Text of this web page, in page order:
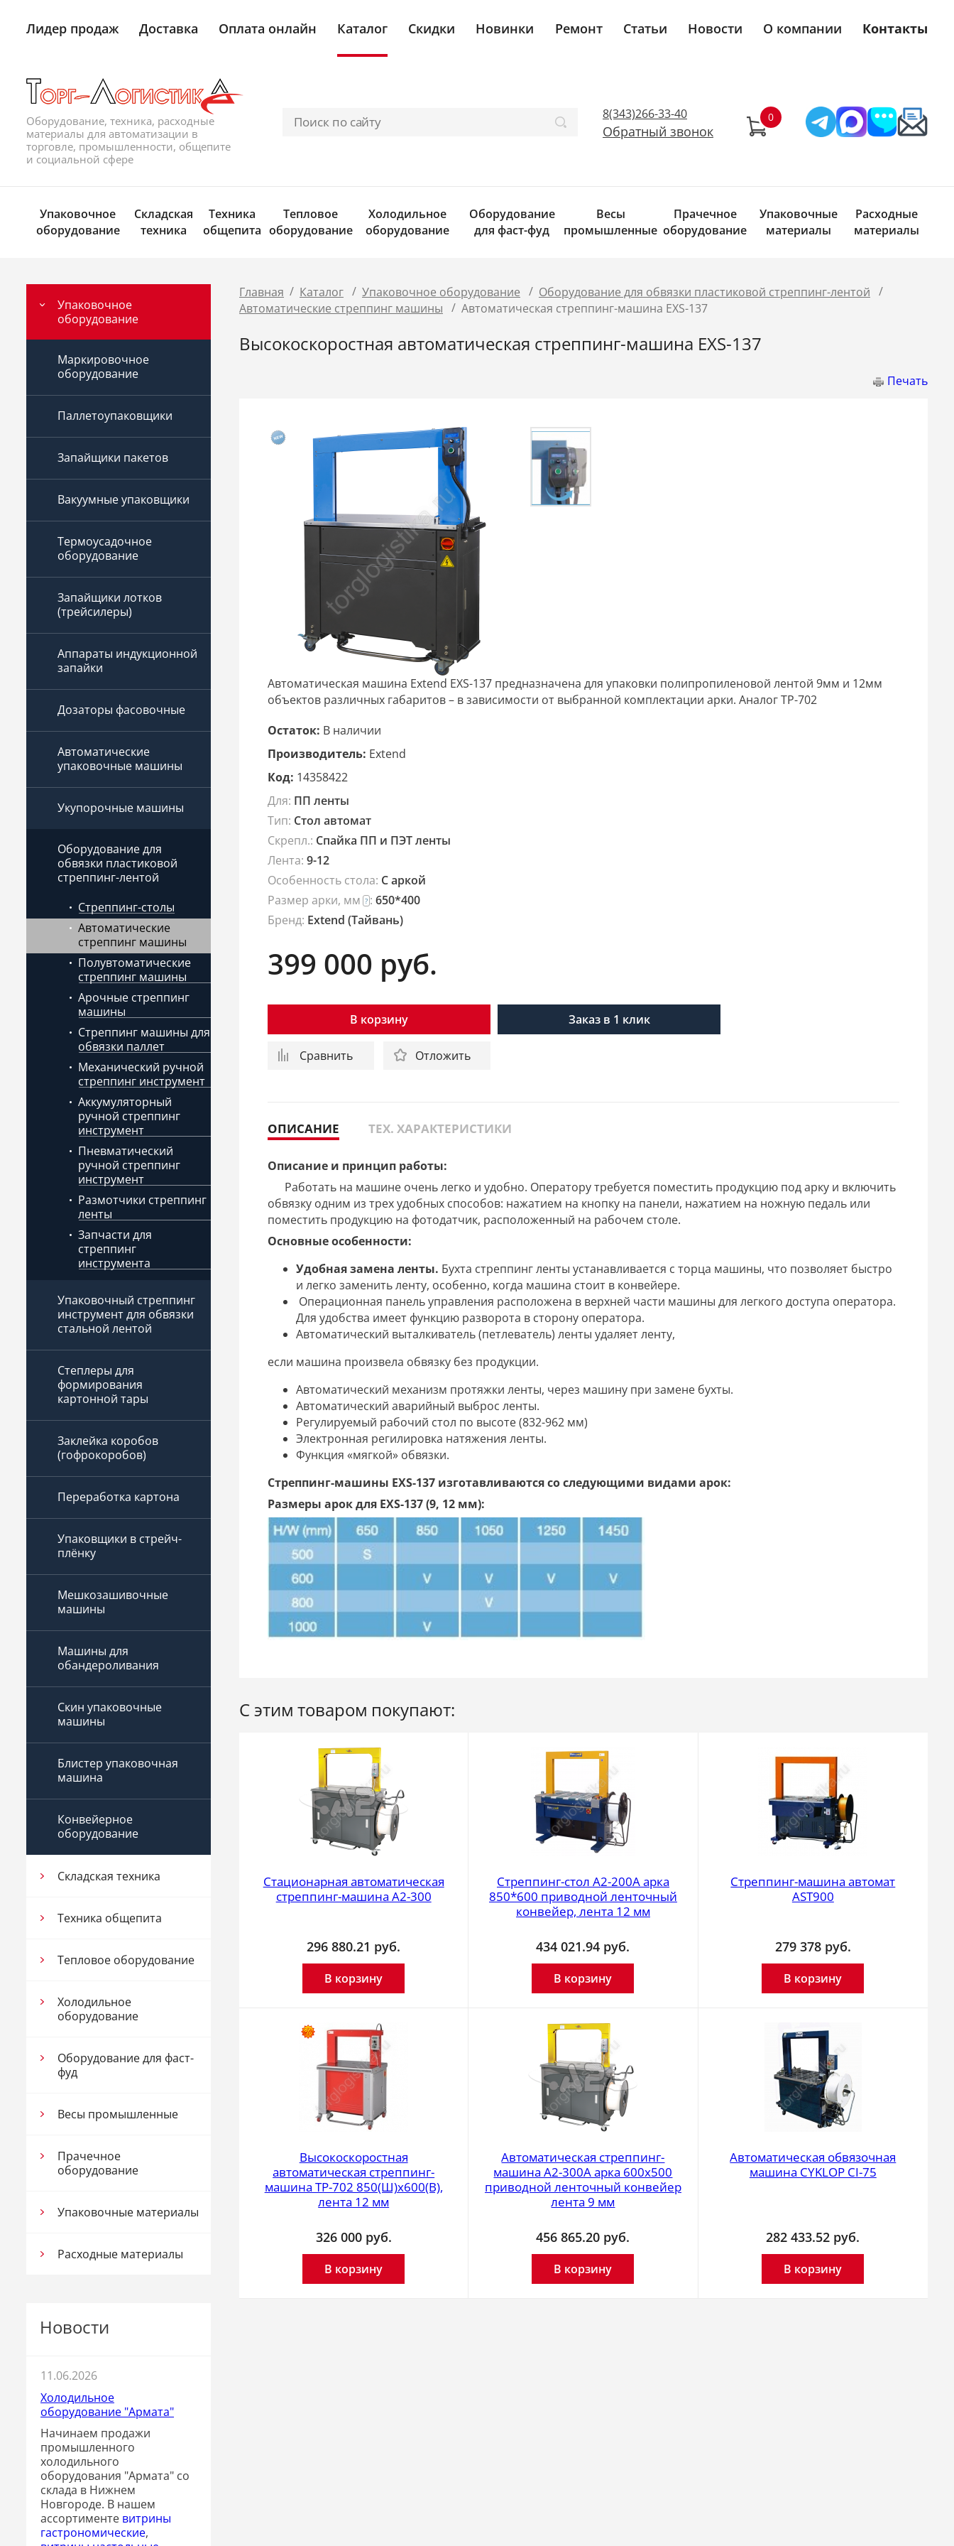
Лидер продаж Доставка Оплата онлайн Каталог Скидки Новинки Ремонт Статьи Новости О компании Контакты
Оборудование, техника, расходные
материалы для автоматизации в
торговле, промышленности, общепите
и социальной сфере
8(343)266-33-40
Обратный звонок
Упаковочное
оборудование
Складская
техника
Техника
общепита
Тепловое
оборудование
Холодильное
оборудование
Оборудование
для фаст-фуд
Весы
промышленные
Прачечное
оборудование
Упаковочные
материалы
Расходные
материалы
Упаковочное
оборудование
Маркировочное
оборудование
Паллетоупаковщики
Запайщики пакетов
Вакуумные упаковщики
Термоусадочное
оборудование
Запайщики лотков
(трейсилеры)
Аппараты индукционной
запайки
Дозаторы фасовочные
Автоматические
упаковочные машины
Укупорочные машины
Оборудование для
обвязки пластиковой
стреппинг-лентой
Стреппинг-столы
Автоматические
стреппинг машины
Полувтоматические
стреппинг машины
Арочные стреппинг
машины
Стреппинг машины для
обвязки паллет
Механический ручной
стреппинг инструмент
Аккумуляторный
ручной стреппинг
инструмент
Пневматический
ручной стреппинг
инструмент
Размотчики стреппинг
ленты
Запчасти для
стреппинг
инструмента
Упаковочный стреппинг
инструмент для обвязки
стальной лентой
Степлеры для
формирования
картонной тары
Заклейка коробов
(гофрокоробов)
Переработка картона
Упаковщики в стрейч-
плёнку
Мешкозашивочные
машины
Машины для
обандероливания
Скин упаковочные
машины
Блистер упаковочная
машина
Конвейерное
оборудование
Складская техника
Техника общепита
Тепловое оборудование
Холодильное
оборудование
Оборудование для фаст-
фуд
Весы промышленные
Прачечное
оборудование
Упаковочные материалы
Расходные материалы
Новости
11.06.2026
Холодильное
оборудование "Армата"
Начинаем продажи
промышленного
холодильного
оборудования "Армата" со
склада в Нижнем
Новгороде. В нашем
ассортименте витрины
гастрономические,
Главная / Каталог / Упаковочное оборудование / Оборудование для обвязки пластиковой стреппинг-лентой /
Автоматические стреппинг машины / Автоматическая стреппинг-машина EXS-137
Высокоскоростная автоматическая стреппинг-машина EXS-137
Печать
Автоматическая машина Extend EXS-137 предназначена для упаковки полипропиленовой лентой 9мм и 12мм
объектов различных габаритов – в зависимости от выбранной комплектации арки. Аналог ТР-702
Остаток: В наличии
Производитель: Extend
Код: 14358422
Для: ПП ленты
Тип: Стол автомат
Скрепл.: Спайка ПП и ПЭТ ленты
Лента: 9-12
Особенность стола: С аркой
Размер арки, мм ? : 650*400
Брeнд: Extend (Тайвань)
399 000 руб.
В корзину Заказ в 1 клик
Сравнить Отложить
ОПИСАНИЕ ТЕХ. ХАРАКТЕРИСТИКИ
Описание и принцип работы:
Работать на машине очень легко и удобно. Оператору требуется поместить продукцию под арку и включить
обвязку одним из трех удобных способов: нажатием на кнопку на панели, нажатием на ножную педаль или
поместить продукцию на фотодатчик, расположенный на рабочем столе.
Основныеособенности:
Удобная замена ленты. Бухта стреппинг ленты устанавливается с торца машины, что позволяет быстро
и легко заменить ленту, особенно, когда машина стоит в конвейере.
Операционная панель управления расположена в верхней части машины для легкого доступа оператора.
Для удобства имеет функцию разворота в сторону оператора.
Автоматический выталкиватель (петлеватель) ленты удаляет ленту,
если машина произвела обвязку без продукции.
Автоматический механизм протяжки ленты, через машину при замене бухты.
Автоматический аварийный выброс ленты.
Регулируемый рабочий стол по высоте (832-962 мм)
Электронная регилировка натяжения ленты.
Функция «мягкой» обвязки.
Стреппинг-машины EXS-137 изготавливаются со следующими видами арок:
Размеры арок для EXS-137 (9, 12 мм):
С этим товаром покупают:
Стационарная автоматическая
стреппинг-машина A2-300
296 880.21 руб.
В корзину
Стреппинг-стол A2-200A арка
850*600 приводной ленточный
конвейер, лента 12 мм
434 021.94 руб.
В корзину
Стреппинг-машина автомат
AST900
279 378 руб.
В корзину
Высокоскоростная
автоматическая стреппинг-
машина ТР-702 850(Ш)х600(В),
лента 12 мм
326 000 руб.
В корзину
Автоматическая стреппинг-
машина А2-300А арка 600х500
приводной ленточный конвейер
лента 9 мм
456 865.20 руб.
В корзину
Автоматическая обвязочная
машина CYKLOP CI-75
282 433.52 руб.
В корзину